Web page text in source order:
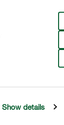
Show details